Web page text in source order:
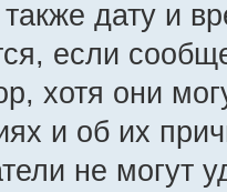
дату и
если
хотя они
и об их
не могут